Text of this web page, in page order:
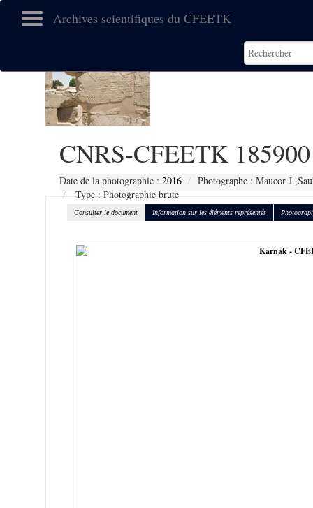
Archives scientifiques du CFEETK
CNRS-CFEETK 185900
Date de la photographie : 2016
Photographe : Maucor
Type : Photographie brute
Consulter le document Information sur les éléments représentés